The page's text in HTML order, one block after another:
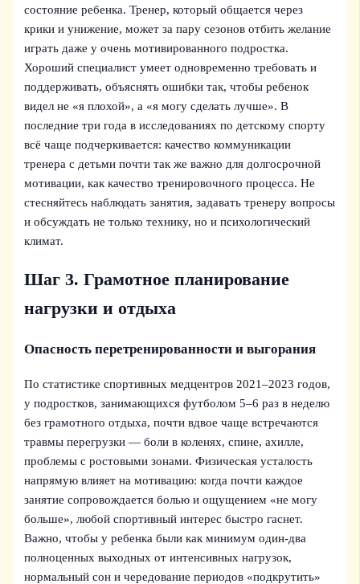
состояние ребенка. Тренер, который общается через
крики и унижение, может за пару сезонов отбить желание
играть даже у очень мотивированного подростка.
Хороший специалист умеет одновременно требовать и
поддерживать, объяснять ошибки так, чтобы ребенок
видел не «я плохой», а «я могу сделать лучше». В
последние три года в исследованиях по детскому спорту
всё чаще подчеркивается: качество коммуникации
тренера с детьми почти так же важно для долгосрочной
мотивации, как качество тренировочного процесса. Не
стесняйтесь наблюдать занятия, задавать тренеру вопросы
и обсуждать не только технику, но и психологический
климат.
Шаг 3. Грамотное планирование
нагрузки и отдыха
Опасность перетренированности и выгорания
По статистике спортивных медцентров 2021–2023 годов,
у подростков, занимающихся футболом 5–6 раз в неделю
без грамотного отдыха, почти вдвое чаще встречаются
травмы перегрузки — боли в коленях, спине, ахилле,
проблемы с ростовыми зонами. Физическая усталость
напрямую влияет на мотивацию: когда почти каждое
занятие сопровождается болью и ощущением «не могу
больше», любой спортивный интерес быстро гаснет.
Важно, чтобы у ребенка были как минимум один-два
полноценных выходных от интенсивных нагрузок,
нормальный сон и чередование периодов «подкрутить»